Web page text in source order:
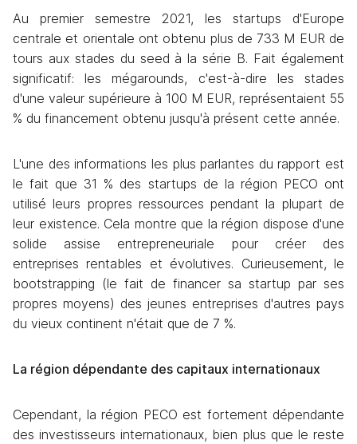
Au premier semestre 2021, les startups d'Europe
centrale et orientale ont obtenu plus de 733 M EUR de
tours aux stades du seed à la série B. Fait également
significatif: les mégarounds, c'est-à-dire les stades
d'une valeur supérieure à 100 M EUR, représentaient 55
% du financement obtenu jusqu'à présent cette année.
L'une des informations les plus parlantes du rapport est
le fait que 31 % des startups de la région PECO ont
utilisé leurs propres ressources pendant la plupart de
leur existence. Cela montre que la région dispose d'une
solide assise entrepreneuriale pour créer des
entreprises rentables et évolutives. Curieusement, le
bootstrapping (le fait de financer sa startup par ses
propres moyens) des jeunes entreprises d'autres pays
du vieux continent n'était que de 7 %.
La région dépendante des capitaux internationaux
Cependant, la région PECO est fortement dépendante
des investisseurs internationaux, bien plus que le reste